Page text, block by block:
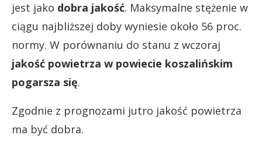
jest jako dobra jakość. Maksymalne stężenie w
ciągu najbliższej doby wyniesie około 56 proc.
normy. W porównaniu do stanu z wczoraj
jakość powietrza w powiecie koszalińskim
pogarsza się.
Zgodnie z prognozami jutro jakość powietrza
ma być dobra.